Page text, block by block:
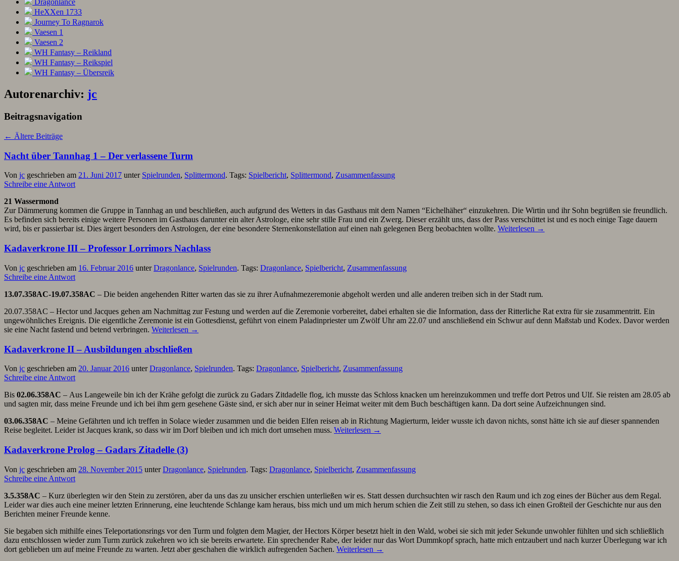
Dragonlance
HeXXen 1733
Journey To Ragnarok
Vaesen 1
Vaesen 2
WH Fantasy – Reikland
WH Fantasy – Reikspiel
WH Fantasy – Übersreik
Autorenarchiv: jc
Beitragsnavigation
← Ältere Beiträge
Nacht über Tannhag 1 – Der verlassene Turm
Von jc geschrieben am 21. Juni 2017 unter Spielrunden, Splittermond. Tags: Spielbericht, Splittermond, Zusammenfassung
Schreibe eine Antwort
21 Wassermond
Zur Dämmerung kommen die Gruppe in Tannhag an und beschließen, auch aufgrund des Wetters in das Gasthaus mit dem Namen “Eichelhäher“ einzukehren. Die Wirtin und ihr Sohn begrüßen sie freundlich.
Es befinden sich bereits einige weitere Personen im Gasthaus darunter ein alter Astrologe, eine sehr stille Frau und ein Zwerg. Dieser erzählt uns, dass der Pass verschüttet ist und es noch einige Tage dauern
wird, bis er passierbar ist. Dies ärgert besonders den Astrologen, der eine besondere Sternenkonstellation auf einen nah gelegenen Berg beobachten wollte. Weiterlesen →
Kadaverkrone III – Professor Lorrimors Nachlass
Von jc geschrieben am 16. Februar 2016 unterDragonlance, Spielrunden. Tags: Dragonlance, Spielbericht, Zusammenfassung
Schreibe eine Antwort
13.07.358AC-19.07.358AC – Die beiden angehenden Ritter warten das sie zu ihrer Aufnahmezeremonie abgeholt werden und alle anderen treiben sich in der Stadt rum.
20.07.358AC – Hector und Jacques gehen am Nachmittag zur Festung und werden auf die Zeremonie vorbereitet, dabei erhalten sie die Information, dass der Ritterliche Rat extra für sie zusammentritt. Ein
ungewöhnliches Ereignis. Die eigentliche Zeremonie ist ein Gottesdienst, geführt von einem Paladinpriester um Zwölf Uhr am 22.07 und anschließend ein Schwur auf denn Maßstab und Kodex. Davor werden
sie eine Nacht fastend und betend verbringen. Weiterlesen →
Kadaverkrone II – Ausbildungen abschließen
Von jc geschrieben am 20. Januar 2016 unterDragonlance, Spielrunden. Tags: Dragonlance, Spielbericht, Zusammenfassung
Schreibe eine Antwort
Bis 02.06.358AC – Aus Langeweile bin ich der Krähe gefolgt die zurück zu Gadars Zitdadelle flog, ich musste das Schloss knacken um hereinzukommen und treffe dort Petros und Ulf. Sie reisten am 28.05 ab
und sagten mir, dass meine Freunde und ich bei ihm gern gesehene Gäste sind, er sich aber nur in seiner Heimat weiter mit dem Buch beschäftigen kann. Da dort seine Aufzeichnungen sind.
03.06.358AC – Meine Gefährten und ich treffen in Solace wieder zusammen und die beiden Elfen reisen ab in Richtung Magierturm, leider wusste ich davon nichts, sonst hätte ich sie auf dieser spannenden
Reise begleitet. Leider ist Jacques krank, so dass wir im Dorf bleiben und ich mich dort umsehen muss. Weiterlesen →
Kadaverkrone Prolog – Gadars Zitadelle (3)
Von jc geschrieben am 28. November 2015 unterDragonlance, Spielrunden. Tags: Dragonlance, Spielbericht, Zusammenfassung
Schreibe eine Antwort
3.5.358AC – Kurz überlegten wir den Stein zu zerstören, aber da uns das zu unsicher erschien unterließen wir es. Statt dessen durchsuchten wir rasch den Raum und ich zog eines der Bücher aus dem Regal.
Leider war dies auch eine meiner letzten Erinnerung, eine leuchtende Schlange kam heraus, biss mich und um mich herum schien die Zeit still zu stehen, so dass ich einen Großteil der Geschichte nur aus den
Berichten meiner Freunde kenne.
Sie begaben sich mithilfe eines Teleportationsrings vor den Turm und folgten dem Magier, der Hectors Körper besetzt hielt in den Wald, wobei sie sich mit jeder Sekunde unwohler fühlten und sich schließlich
dazu entschlossen wieder zum Turm zurück zukehren wo ich sie bereits erwartete. Ein sprechender Rabe, der leider nur das Wort Dummkopf sprach, hatte mich entzaubert und nach kurzer Überlegung war ich
dort geblieben um auf meine Freunde zu warten. Jetzt aber geschahen die wirklich aufregenden Sachen. Weiterlesen →